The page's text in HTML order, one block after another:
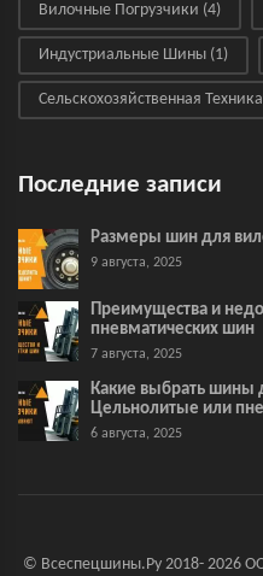
Вилочные Погрузчики (4)
Индустриальные Шины (1)
Сельскохозяйственная Техника
Последние записи
Размеры шин для
9 августа, 2025
Преимущества и
пневматических шин
7 августа, 2025
Какие выбрать шины
Цельнолитые или
6 августа, 2025
© Всеспецшины.Ру 2018- 2026